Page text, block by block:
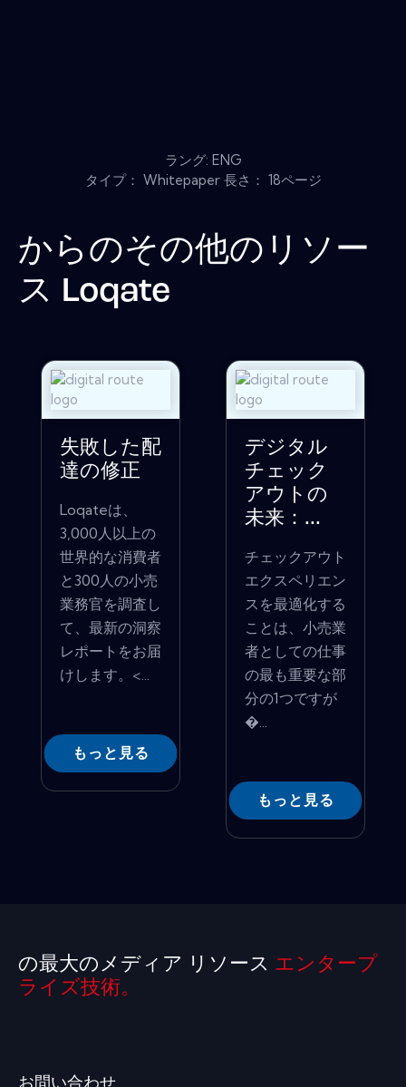
ラング: ENG
タイプ： Whitepaper 長さ： 18ページ
からのその他のリソー
ス Loqate
失敗した配
達の修正
Loqateは、
3,000人以上の
世界的な消費者
と300人の小売
業務官を調査し
て、最新の洞察
レポートをお届
けします。<...
もっと見る
デジタル
チェック
アウトの
未来：...
チェックアウト
エクスペリエン
スを最適化する
ことは、小売業
者としての仕事
の最も重要な部
分の1つですが
�...
もっと見る
の最大のメディア リソース エンタープ
ライズ技術。
お問い合わせ